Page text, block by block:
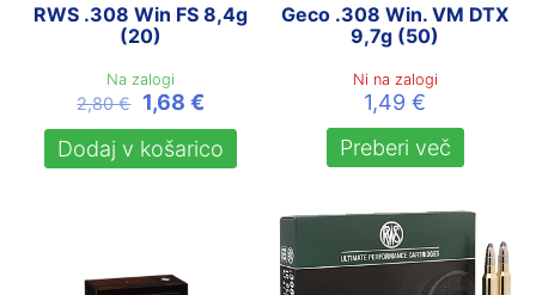
RWS .308 Win FS 8,4g
(20)
Na zalogi
2,80€
Izvirna
cena
je
bila:
1,68€
cena
je:
1,68 €.
Dodaj v košarico
Geco .308 Win. VM DTX
9,7g (50)
Ni na zalogi
1,49€
Preberi več